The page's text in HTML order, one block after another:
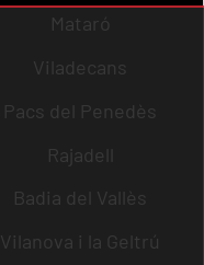
Mataró
Viladecans
Pacs del Penedès
Rajadell
Badia del Vallès
Vilanova i la Geltrú